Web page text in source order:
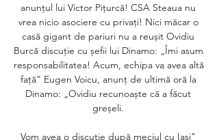
anunțul lui Victor Pițurcă! CSA Steaua nu
vrea nicio asociere cu privați! Nici măcar o
casă gigant de pariuri nu a reușit Ovidiu
Burcă discuție cu șefii lui Dinamo: „Îmi asum
responsabilitatea! Acum, echipa va avea altă
față” Eugen Voicu, anunț de ultimă oră la
Dinamo: „Ovidiu recunoaște că a făcut
greșeli.
Vom avea o discuție după meciul cu Iași”